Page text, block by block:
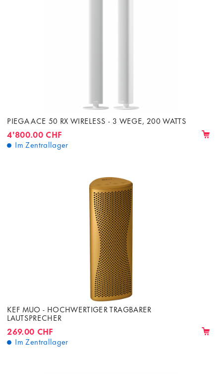
PIEGA ACE 50 RX WIRELESS - 3 WEGE, 200 WATTS
4'800.00 CHF
Im Zentrallager
KEF MUO - HOCHWERTIGER TRAGBARER
LAUTSPRECHER
269.00 CHF
Im Zentrallager